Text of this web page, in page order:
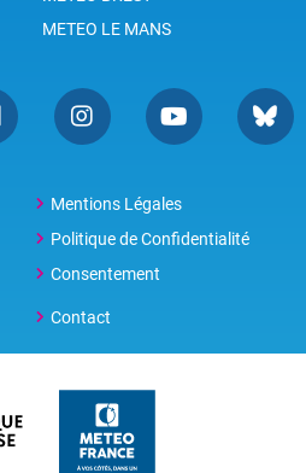
METEO LE MANS
Mentions Légales
Politique de Confidentialité
Consentement
Contact